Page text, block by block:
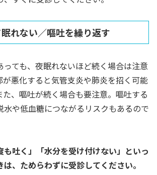
れない／嘔吐を繰り返す
っても、夜眠れないほど続く場合は注意
が悪化すると気管支炎や肺炎を招く可能
、嘔吐が続く場合も要注意。嘔吐する
水や低血糖につながるリスクもあるので
も吐く」「水分を受け付けない」といっ
、ためらわずに受診してください。